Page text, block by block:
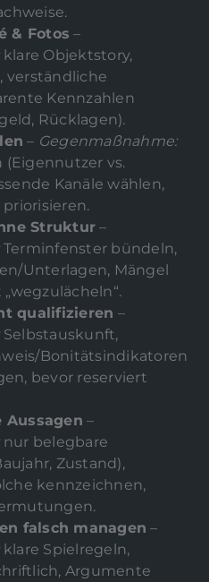
& Fotos –
klare Objektstory,
verständliche
Kennzahlen
Rücklagen).
– Gegenmaßnahme:
vs.
Kanäle wählen,
Struktur –
Terminfenster bündeln,
Unterlagen, Mängel
qualifizieren –
Selbstauskunft,
Bonitätsindikatoren
bevor reserviert
–
nur belegbare
Zustand),
kennzeichnen,
falsch managen –
klare Spielregeln,
Argumente